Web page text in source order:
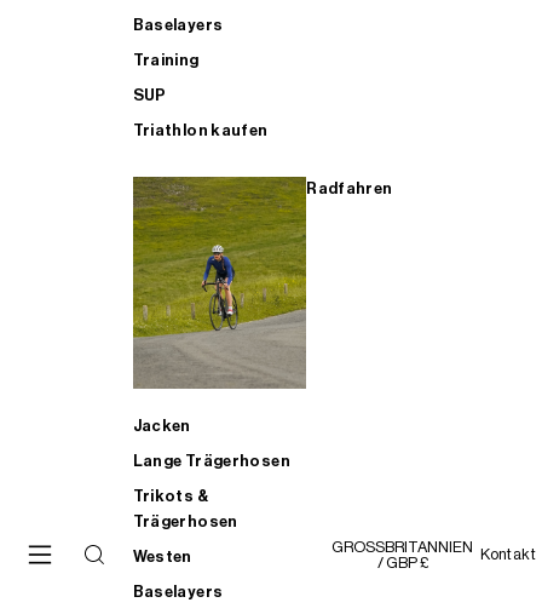
Baselayers
Training
SUP
Triathlon kaufen
Radfahren
Jacken
Lange Trägerhosen
Trikots &
Trägerhosen
Westen
Baselayers
GROSSBRITANNIEN
/ GBP £
Kontakt